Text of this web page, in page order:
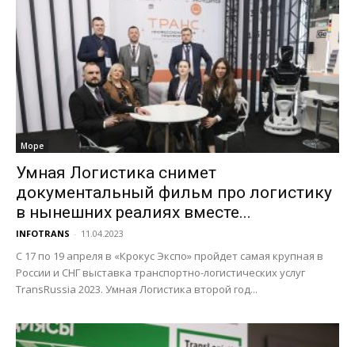
Море
Умная Логистика снимет
документальный фильм про логистику
в нынешних реалиях вместе...
INFOTRANS - 11.04.2023
С 17 по 19 апреля в «Крокус Экспо» пройдет самая крупная в
России и СНГ выставка транспортно-логистических услуг
TransRussia 2023. Умная Логистика второй год...